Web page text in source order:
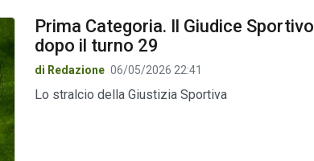
Prima Categoria. Il Giudice Sportivo
dopo il turno 29
di Redazione 06/05/2026 22:41
Lo stralcio della Giustizia Sportiva